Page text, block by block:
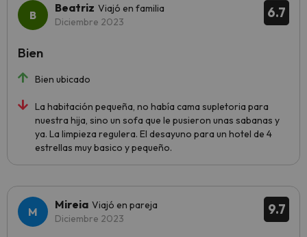
6.7
Beatriz Viajó en familia
Diciembre 2023
Bien ubicado
La habitación pequeña, no había cama supletoria para
nuestra hija, sino un sofa que le pusieron unas sabanas y
ya. La limpieza regulera. El desayuno para un hotel de 4
estrellas muy basico y pequeño.
Bien
9.7
Mireia Viajó en pareja
Diciembre 2023